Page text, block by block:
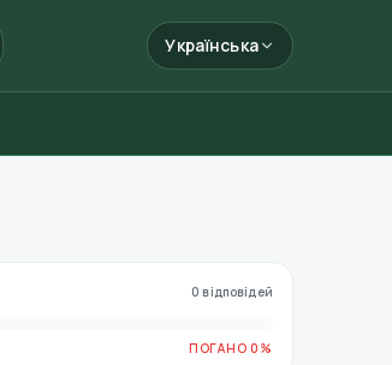
Українська
0 відповідей
ПОГАНО 0%